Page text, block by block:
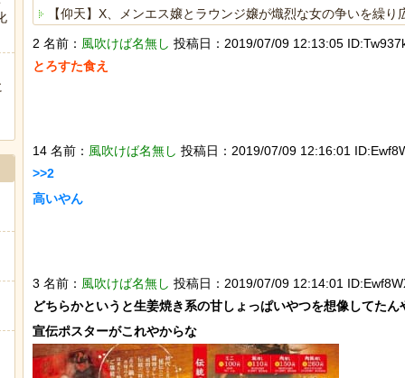
【仰天】X、メンエス嬢とラウンジ嬢が熾烈な女の争いを繰
【急増】「外国人受け入れ反対」56.3％に わずか2年で20.7
海外「日本人はなんて気高いんだ！」 英高級紙も驚愕した極
Powered by livedoor 相互RSS
2 名前： 風吹けば名無し 投稿日：2019/07/09 12:13:05
とろすた食え
14 名前： 風吹けば名無し 投稿日：2019/07/09 12:16:01
>>2
高いやん
3 名前： 風吹けば名無し 投稿日：2019/07/09 12:14:01
どちらかというと生姜焼き系の甘しょっぱいやつを想像してたん